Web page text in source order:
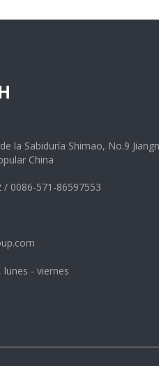
la Sabiduría Shimao, No.9
China
/ 0086-571-86597553
lunes - viernes